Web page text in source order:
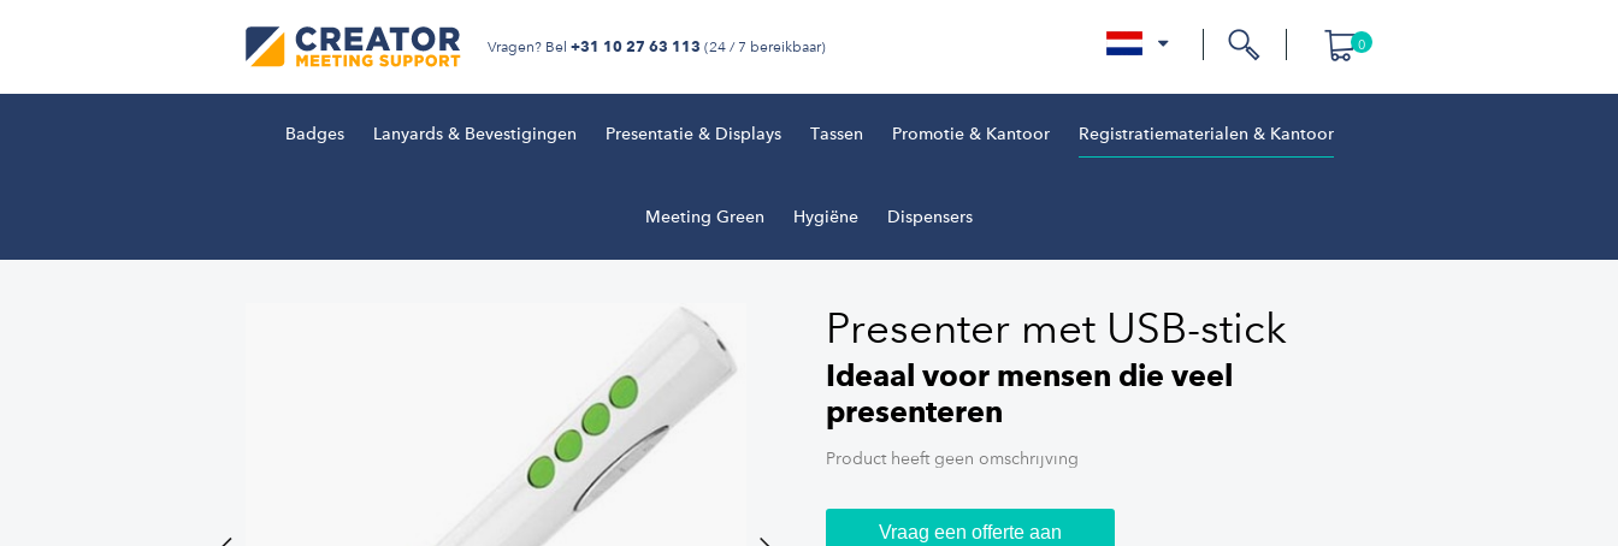
Vragen? Bel +31 10 27 63 113 (24 / 7 bereikbaar) 0
Badges Lanyards & Bevestigingen Presentatie & Displays Tassen Promotie & Kantoor Registratiematerialen & Kantoor
Meeting Green Hygiëne Dispensers
Presenter met USB-stick
Ideaal voor mensen die veel
presenteren
Product heeft geen omschrijving
Vraag een offerte aan